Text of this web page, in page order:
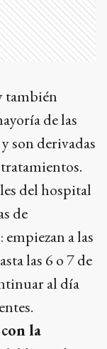
también
de las
son derivadas
del hospital
de
a las
las 6 o 7 de
al día
la